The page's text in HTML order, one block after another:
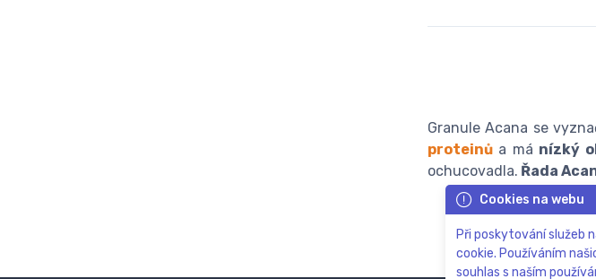
Granule Acana se
proteinů a má nízký
ochucovadla. Řada
Cookies na webu
Při poskytování služeb
cookie. Používáním
souhlas s naším